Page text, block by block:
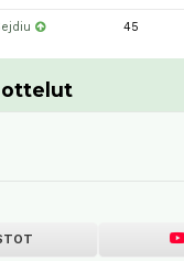
45
ottelut